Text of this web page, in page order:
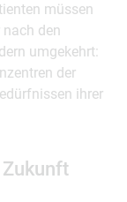
müssen
den
umgekehrt:
der
ihrer